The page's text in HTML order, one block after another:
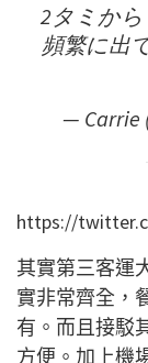
2タミか
頻繁に出
— Carrie
https://
其實第三客運
實非常齊全，
有。而且接駁
方便。加上機